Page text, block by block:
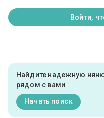
Войти,
Найдите надежную
рядом с вами
Начать поиск